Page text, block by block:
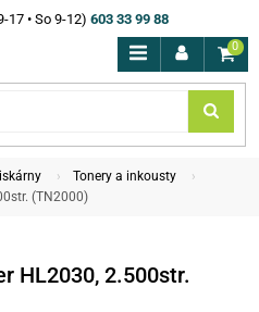
17 • So 9-12) 603 33 99 88
0
Tonery a inkousty
(TN2000)
HL2030, 2.500str.